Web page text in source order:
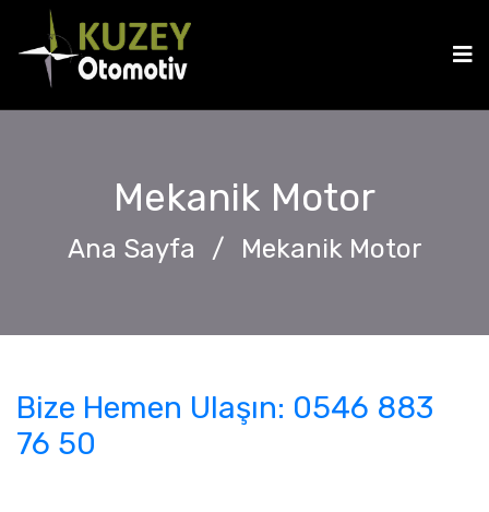
Mekanik Motor
Ana Sayfa / Mekanik Motor
Bize Hemen Ulaşın: 0546 883
76 50